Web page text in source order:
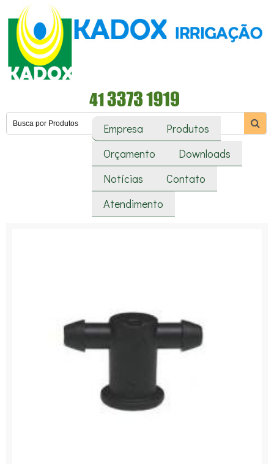
Empresa
Produtos
Orçamento
Downloads
Notícias
Contato
Atendimento